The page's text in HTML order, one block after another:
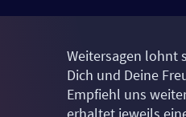
Weitersagen lohnt
Dich und Deine
Empfiehl uns